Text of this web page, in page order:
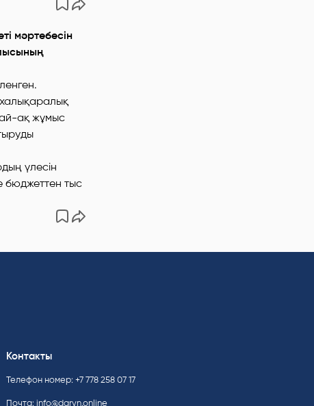
мәртебесін
ақ жұмыс
үлесін
бюджеттен тыс
Контакты
Телефон номер: +7 778 258 07 17
Почта: info@daryn.online